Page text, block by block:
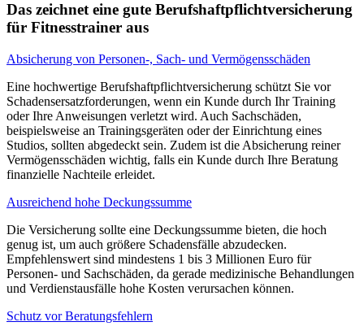
Das zeichnet eine gute Berufshaftpflichtversicherung
für Fitnesstrainer aus
Absicherung von Personen-, Sach- und Vermögensschäden
Eine hochwertige Berufshaftpflichtversicherung schützt Sie vor
Schadensersatzforderungen, wenn ein Kunde durch Ihr Training
oder Ihre Anweisungen verletzt wird. Auch Sachschäden,
beispielsweise an Trainingsgeräten oder der Einrichtung eines
Studios, sollten abgedeckt sein. Zudem ist die Absicherung reiner
Vermögensschäden wichtig, falls ein Kunde durch Ihre Beratung
finanzielle Nachteile erleidet.
Ausreichend hohe Deckungssumme
Die Versicherung sollte eine Deckungssumme bieten, die hoch
genug ist, um auch größere Schadensfälle abzudecken.
Empfehlenswert sind mindestens 1 bis 3 Millionen Euro für
Personen- und Sachschäden, da gerade medizinische Behandlungen
und Verdienstausfälle hohe Kosten verursachen können.
Schutz vor Beratungsfehlern